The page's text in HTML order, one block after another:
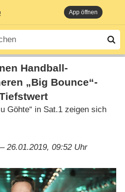
App öffnen
Handball-
„Big Bounce“-
Göhte“ in Sat.1 zeigen sich
26.01.2019, 09:52 Uhr